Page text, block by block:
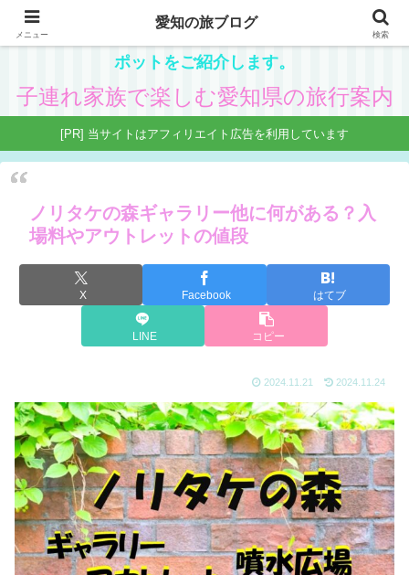
愛知在住の主婦が、子供と一緒に楽しめる県内観光ス
ポットをご紹介します。
子連れ家族で楽しむ愛知県の旅行案内
[PR] 当サイトはアフィリエイト広告を利用しています
ノリタケの森ギャラリー他に何がある？入
場料やアウトレットの値段
X Facebook はてブ
LINE コピー
2024.11.21 2024.11.24
メニュー
愛知の旅ブログ
検索